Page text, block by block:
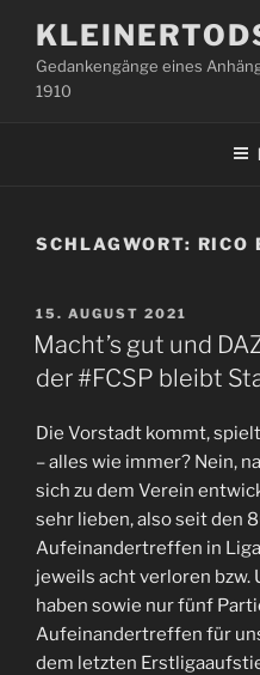
Inhalt
springenGedankengänge eines
1910
SCHLAGWORT: RICO
VERÖFFENTLICHT
AM
15. AUGUST 2021
Macht’s gut und
der #FCSP bleibt
Die Vorstadt kommt,
– alles wie immer? Nein,
sich zu dem Verein
sehr lieben, also seit den
Aufeinandertreffen in
jeweils acht verloren
haben sowie nur fünf
Aufeinandertreffen für
dem letzten